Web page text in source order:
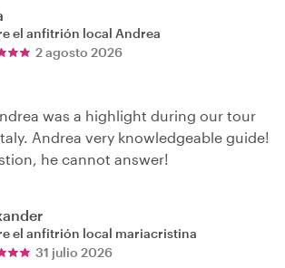
el anfitrión local Andrea
2 agosto 2026
was a highlight during our tour
Andrea very knowledgeable guide!
he cannot answer!
el anfitrión local mariacristina
31 julio 2026